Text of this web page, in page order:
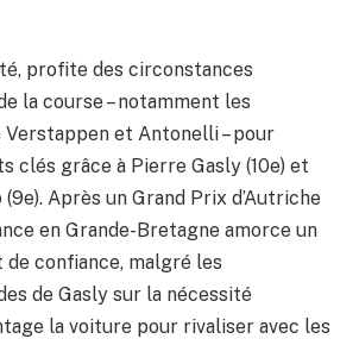
profite des circonstances
la course – notamment les
Verstappen et Antonelli – pour
clés grâce à Pierre Gasly (10e) et
Après un Grand Prix d’Autriche
en Grande-Bretagne amorce un
de confiance, malgré les
de Gasly sur la nécessité
la voiture pour rivaliser avec les